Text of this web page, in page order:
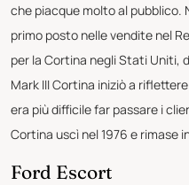
che piacque molto al pubblico.
primo posto nelle vendite nel
per la Cortina negli Stati Uniti,
Mark III Cortina iniziò a
era più difficile far passare i
Cortina uscì nel 1976 e rimase
Ford Escort